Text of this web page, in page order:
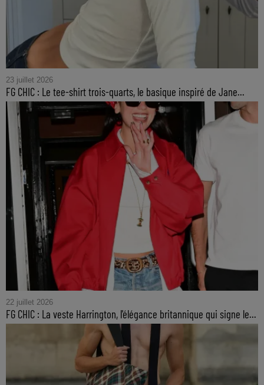
23 juillet 2026
FG CHIC : Le tee-shirt trois-quarts, le basique inspiré de Jane...
22 juillet 2026
FG CHIC : La veste Harrington, l'élégance britannique qui signe le...